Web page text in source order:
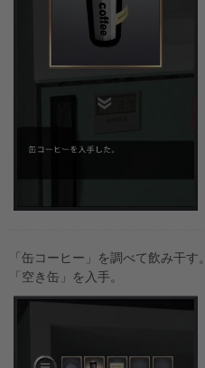
「缶コーヒー」を調べて飲み干す。
「空き缶」を入手。